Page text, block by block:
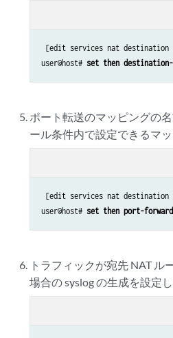
[edit services nat destination
user@host# set then
ポート転送のマッピングの
ール条件内で設定できるマ
[edit services nat destination
user@host# set then port-
トラフィックが宛先 NAT ル
場合の syslog の生成を設定し